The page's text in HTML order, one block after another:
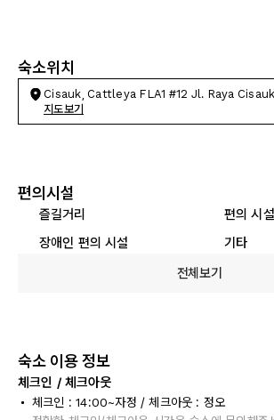
숙소위치
Cisauk, Cattleya FLA1 #12 Jl. Raya
지도보기
편의시설
즐길거리
편의 시설
장애인 편의 시설
기타
전체보기
숙소 이용 정보
체크인 / 체크아웃
체크인 : 14:00~자정 / 체크아웃 : 정오